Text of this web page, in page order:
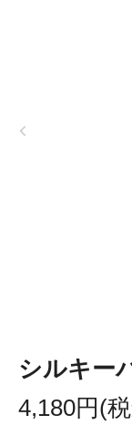
シルキー
4,180円(